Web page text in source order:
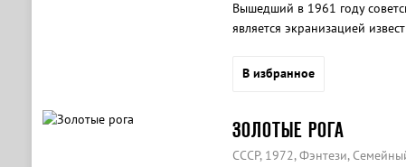
Вышедший в 1961 году
является экранизацией
В избранное
ЗОЛОТЫЕ РОГА
СССР, 1972, Фэнтези,